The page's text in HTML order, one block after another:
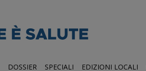
DOSSIER SPECIALI EDIZIONI LOCALI